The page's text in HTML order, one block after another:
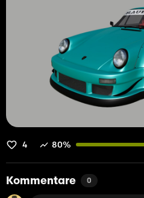
4 80%
Kommentare 0